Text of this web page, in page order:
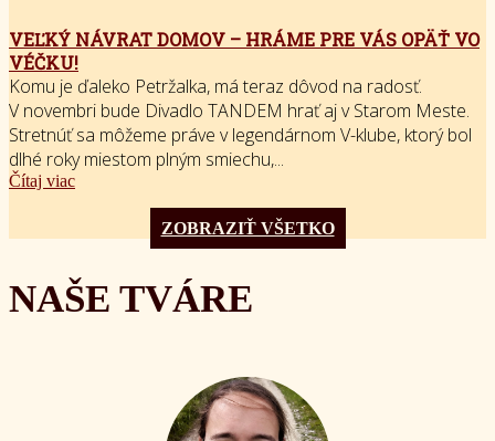
VEĽKÝ NÁVRAT DOMOV – HRÁME PRE VÁS OPÄŤ VO
VÉČKU!
Komu je ďaleko Petržalka, má teraz dôvod na radosť.
V novembri bude Divadlo TANDEM hrať aj v Starom Meste.
Stretnúť sa môžeme práve v legendárnom V-klube, ktorý bol
dlhé roky miestom plným smiechu,...
Čítaj viac
ZOBRAZIŤ VŠETKO
NAŠE TVÁRE